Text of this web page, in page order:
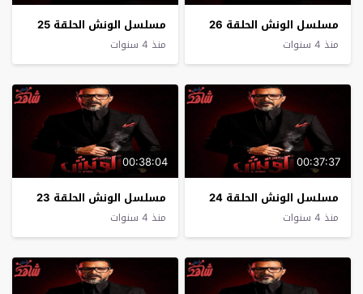
مسلسل الونش الحلقة 26
منذ 4 سنوات
مسلسل الونش الحلقة 25
منذ 4 سنوات
00:37:37
مسلسل الونش الحلقة 24
منذ 4 سنوات
00:38:04
مسلسل الونش الحلقة 23
منذ 4 سنوات